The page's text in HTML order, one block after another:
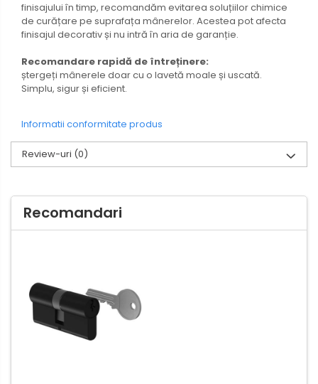
finisajului în timp, recomandăm evitarea soluțiilor chimice
de curățare pe suprafața mânerelor. Acestea pot afecta
finisajul decorativ și nu intră în aria de garanție.
Recomandare rapidă de întreținere:
ștergeți mânerele doar cu o lavetă moale și uscată.
Simplu, sigur și eficient.
Informatii conformitate produs
Review-uri (0)
Recomandari